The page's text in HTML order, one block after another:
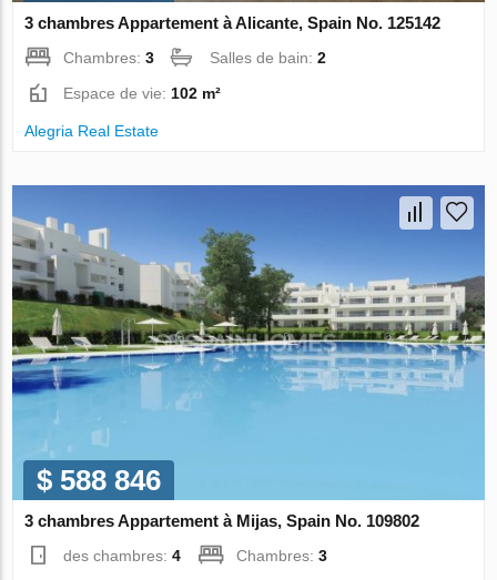
3 chambres Appartement à Alicante, Spain No. 125142
Chambres:3 Salles de bain:2
Espace de vie: 102 m²
Alegria Real Estate
$ 588 846
3 chambres Appartement à Mijas, Spain No. 109802
des chambres:4 Chambres:3